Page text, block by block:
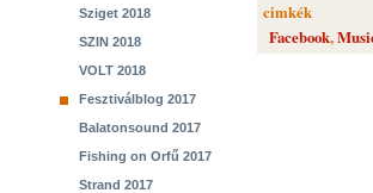
Sziget 2018
SZIN 2018
VOLT 2018
Fesztiválblog 2017
Balatonsound 2017
Fishing on Orfű 2017
Strand 2017
cimkék
Facebook,